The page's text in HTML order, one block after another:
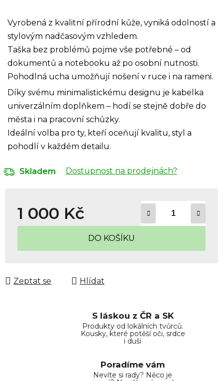
Vyrobená z kvalitní přírodní kůže, vyniká odolností a
stylovým nadčasovým vzhledem.
Taška bez problémů pojme vše potřebné – od
dokumentů a notebooku až po osobní nutnosti.
Pohodlná ucha umožňují nošení v ruce i na rameni.
Díky svému minimalistickému designu je kabelka
univerzálním doplňkem – hodí se stejně dobře do
města i na pracovní schůzky.
Ideální volba pro ty, kteří oceňují kvalitu, styl a
pohodlí v každém detailu.
Skladem Dostupnost na prodejnách?
1 000 Kč
Měrná cena:
DO KOŠÍKU
Zeptat se Hlídat
S láskou z ČR a SK
Produkty od lokálních tvůrců.
Kousky, které potěší oči, srdce
i duši
Poradíme vám
Nevíte si rady? Něco je